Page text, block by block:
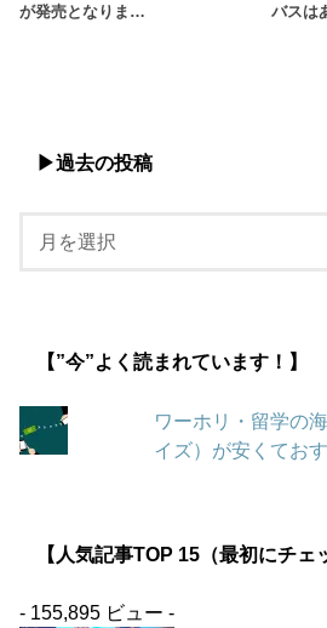
が発売となりま…
バスは
▶︎過去の投稿
【”今”よく読まれています！】
ワーホリ・留学の
イズ）が安くてお
【人気記事TOP 15（最初にチェ
- 155,895 ビュー -